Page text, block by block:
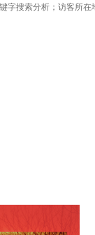
字搜索分析；访客所在